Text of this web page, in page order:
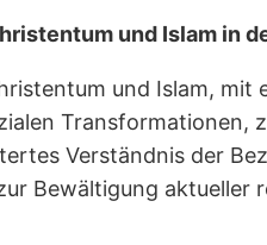
und Islam in
und Islam, mit
Transformationen,
Verständnis der
Bewältigung aktueller